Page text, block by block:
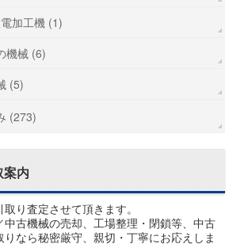
加工機 (1)
機械 (6)
(5)
(273)
案内
り査定させて頂きます。
中古機械の売却、工場整理・閉鎖等、中古
なら秘密厳守、親切・丁寧にお応えしま